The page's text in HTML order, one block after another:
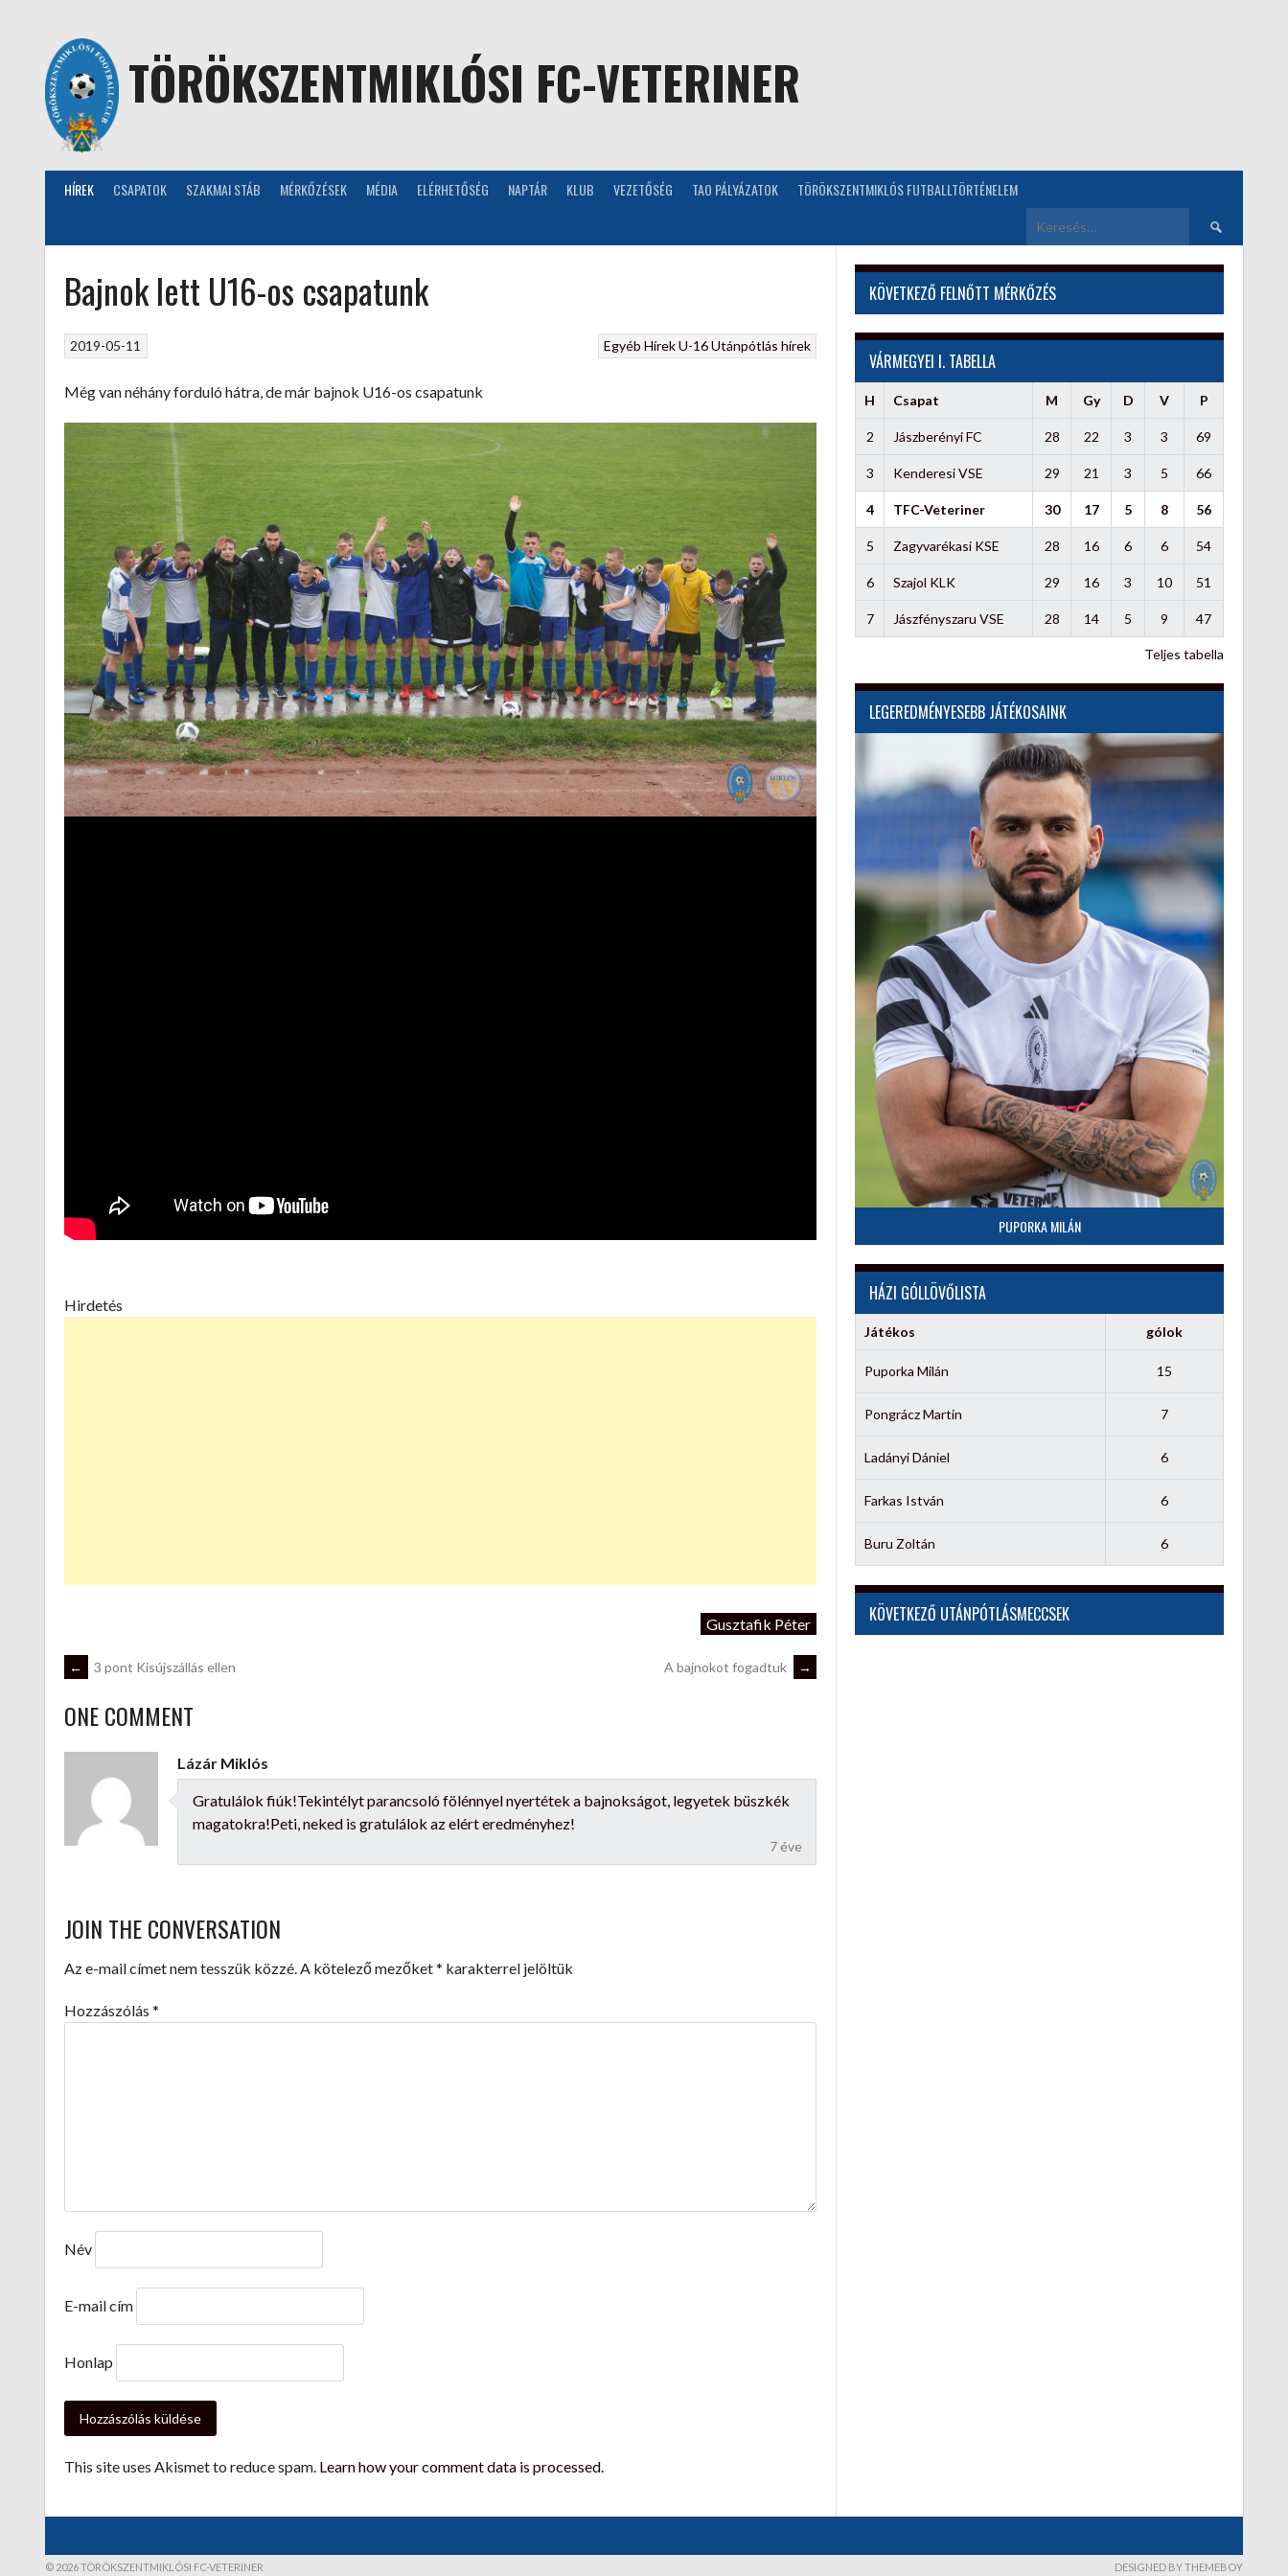
TÖRÖKSZENTMIKLÓSI FC-VETERINER
HÍREK CSAPATOK SZAKMAI STÁB MÉRKŐZÉSEK MÉDIA ELÉRHETŐSÉG NAPTÁR KLUB VEZETŐSÉG TAO PÁLYÁZATOK TÖRÖKSZENTMIKLÓS FUTBALLTÖRTÉNELEM
Keresés:
Bajnok lett U16-os csapatunk
Egyéb HírekU-16Utánpótlás hírek
2019-05-11
Még van néhány forduló hátra, de már bajnok U16-os csapatunk
Hirdetés
Gusztafik Péter
POST
NAVIGATION
← 3 pont Kisújszállás ellen A bajnokot fogadtuk →
ONE COMMENT
Lázár Miklós
7 éve
Gratulálok fiúk!Tekintélyt parancsoló fölénnyel nyertétek a bajnokságot, legyetek büszkék
magatokra!Peti, neked is gratulálok az elért eredményhez!
JOIN THE CONVERSATION
Az e-mail címet nem tesszük közzé. A kötelező mezőket* karakterrel jelöltük
Hozzászólás *
Név
E-mail cím
Honlap
This site uses Akismet to reduce spam. Learn how your comment data is processed.
KÖVETKEZŐ FELNŐTT MÉRKŐZÉS
VÁRMEGYEI I. TABELLA
H Csapat M Gy D V P
2 Jászberényi FC 28 22 3 3 69
3 Kenderesi VSE 29 21 3 5 66
4 TFC-Veteriner 30 17 5 8 56
5 Zagyvarékasi KSE 28 16 6 6 54
6 Szajol KLK 29 16 3 10 51
7 Jászfényszaru VSE 28 14 5 9 47
Teljes tabella
LEGEREDMÉNYESEBB JÁTÉKOSAINK
PUPORKA MILÁN
HÁZI GÓLLÖVŐLISTA
Játékos gólok
Puporka Milán 15
Pongrácz Martin 7
Ladányi Dániel 6
Farkas István 6
Buru Zoltán 6
KÖVETKEZŐ UTÁNPÓTLÁSMECCSEK
© 2026 TÖRÖKSZENTMIKLÓSI FC-VETERINER DESIGNED BY THEMEBOY